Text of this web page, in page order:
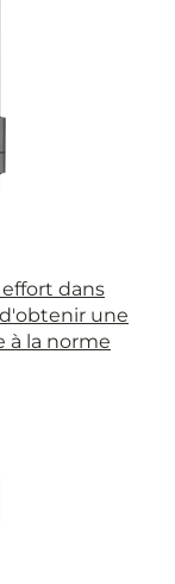
dans
une
à la norme